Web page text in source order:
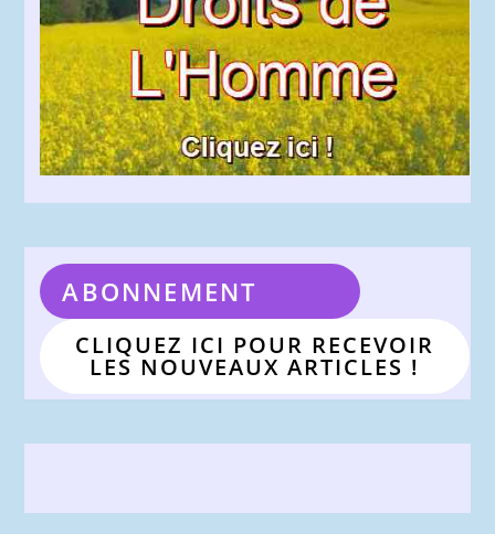
ABONNEMENT
CLIQUEZ ICI POUR RECEVOIR
LES NOUVEAUX ARTICLES !